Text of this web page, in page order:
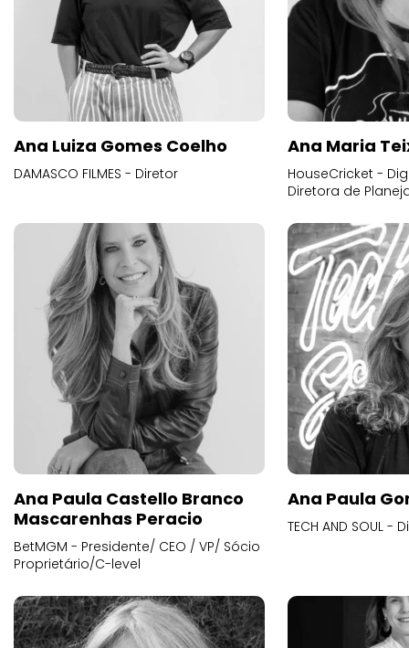
Ana Luiza Gomes Coelho
DAMASCO FILMES - Diretor
Ana Maria
HouseCricket -
Diretora de
Ana Paula Castello Branco
Mascarenhas Peracio
BetMGM - Presidente/ CEO / VP/ Sócio
Proprietário/C-level
Ana Paula
TECH AND SOUL